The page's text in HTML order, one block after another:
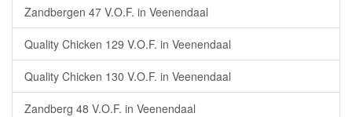
Zandbergen 47 V.O.F. in Veenendaal
Quality Chicken 129 V.O.F. in Veenendaal
Quality Chicken 130 V.O.F. in Veenendaal
Zandberg 48 V.O.F. in Veenendaal